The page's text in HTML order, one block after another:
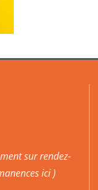
sur rendez-
ici )